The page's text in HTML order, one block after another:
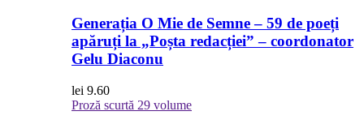
Generația O Mie de Semne – 59 de poeți
apăruți la „Poșta redacției” – coordonator
Gelu Diaconu
lei 9.60
Proză scurtă 29 volume